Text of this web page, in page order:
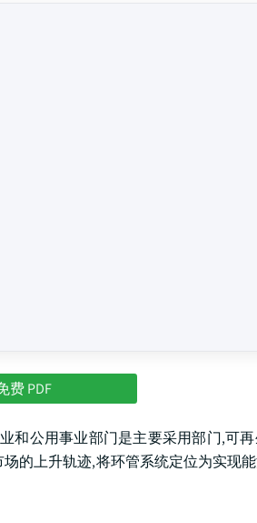
费 PDF
和公用事业部门是主要采用部门,可
的上升轨迹,将环管系统定位为实现